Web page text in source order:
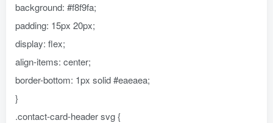
background: #f8f9fa;
padding: 15px 20px;
display: flex;
align-items: center;
border-bottom: 1px solid #eaeaea;
}
.contact-card-header svg {